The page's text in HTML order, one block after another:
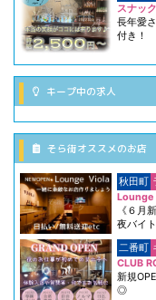
スナッ
長年愛
付き！
キープ中の求人
そら街オススメのお店
秋田町
Lounge
《６月
夜バイ
二番町
CLUB
新規
◎